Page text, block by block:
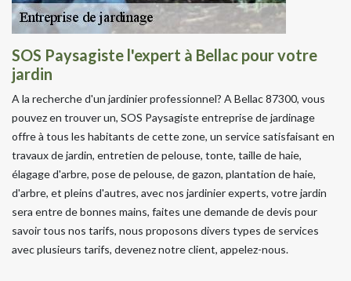
SOS Paysagiste l'expert à Bellac pour votre
jardin
A la recherche d'un jardinier professionnel? A Bellac 87300, vous
pouvez en trouver un, SOS Paysagiste entreprise de jardinage
offre à tous les habitants de cette zone, un service satisfaisant en
travaux de jardin, entretien de pelouse, tonte, taille de haie,
élagage d'arbre, pose de pelouse, de gazon, plantation de haie,
d'arbre, et pleins d'autres, avec nos jardinier experts, votre jardin
sera entre de bonnes mains, faites une demande de devis pour
savoir tous nos tarifs, nous proposons divers types de services
avec plusieurs tarifs, devenez notre client, appelez-nous.